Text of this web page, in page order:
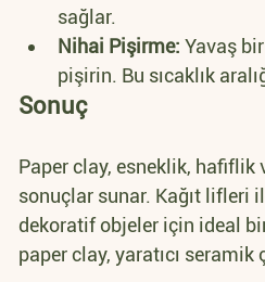
sağlar.
Nihai Pişirme: Yavaş
pişirin. Bu sıcaklık
Sonuç
Paper clay, esneklik, hafiflik
sonuçlar sunar. Kağıt lifleri
dekoratif objeler için ideal
paper clay, yaratıcı